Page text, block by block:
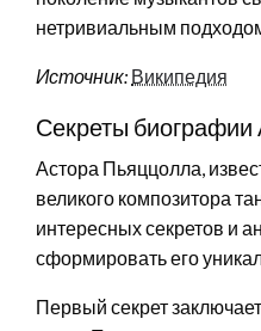
нетривиальным
Источник: Википедия
Секреты
Астора Пьяццолла,
великого композитора
интересных секретов и
сформировать его
Первый секрет